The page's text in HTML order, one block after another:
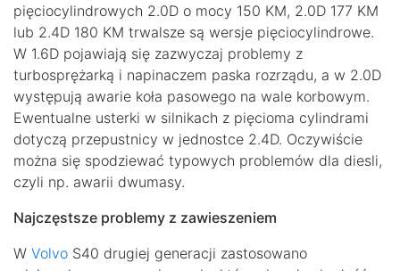
pięciocylindrowych 2.0D o mocy 150 KM, 2.0D 177 KM
lub 2.4D 180 KM trwalsze są wersje pięciocylindrowe.
W 1.6D pojawiają się zazwyczaj problemy z
turbosprężarką i napinaczem paska rozrządu, a w 2.0D
występują awarie koła pasowego na wale korbowym.
Ewentualne usterki w silnikach z pięcioma cylindrami
dotyczą przepustnicy w jednostce 2.4D. Oczywiście
można się spodziewać typowych problemów dla diesli,
czyli np. awarii dwumasy.
Najczęstsze problemy z zawieszeniem
W Volvo S40 drugiej generacji zastosowano